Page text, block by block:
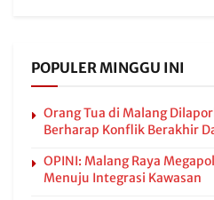
POPULER MINGGU INI
Orang Tua di Malang
Berharap Konflik Berakhir
OPINI: Malang Raya
Menuju Integrasi Kawasan